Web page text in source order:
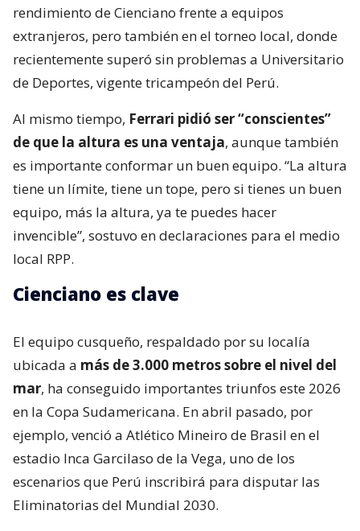
rendimiento de Cienciano frente a equipos
extranjeros, pero también en el torneo local, donde
recientemente superó sin problemas a Universitario
de Deportes, vigente tricampeón del Perú.
Al mismo tiempo, Ferrari pidió ser “conscientes”
de que la altura es una ventaja, aunque también
es importante conformar un buen equipo. “La altura
tiene un límite, tiene un tope, pero si tienes un buen
equipo, más la altura, ya te puedes hacer
invencible”, sostuvo en declaraciones para el medio
local RPP.
Cienciano es clave
El equipo cusqueño, respaldado por su localía
ubicada a más de 3.000 metros sobre el nivel del
mar, ha conseguido importantes triunfos este 2026
en la Copa Sudamericana. En abril pasado, por
ejemplo, venció a Atlético Mineiro de Brasil en el
estadio Inca Garcilaso de la Vega, uno de los
escenarios que Perú inscribirá para disputar las
Eliminatorias del Mundial 2030.